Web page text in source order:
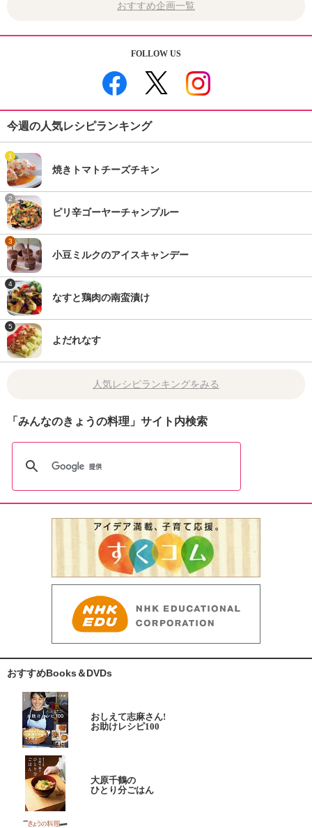
おすすめ企画一覧
FOLLOW US
今週の人気レシピランキング
1
焼きトマトチーズチキン
2
ピリ辛ゴーヤーチャンプルー
3
小豆ミルクのアイスキャンデー
4
なすと鶏肉の南蛮漬け
5
よだれなす
人気レシピランキングをみる
「みんなのきょうの料理」サイト内検索
おすすめBooks＆DVDs
おしえて志麻さん!
お助けレシピ100
大原千鶴の
ひとり分ごはん